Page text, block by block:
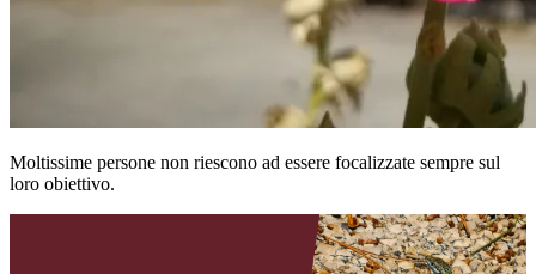
Moltissime persone non riescono ad essere focalizzate sempre sul
loro obiettivo.